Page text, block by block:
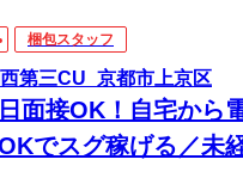
梱包スタッフ
第三CU_京都市上京区
面接OK！自宅から
でスグ稼げる／未